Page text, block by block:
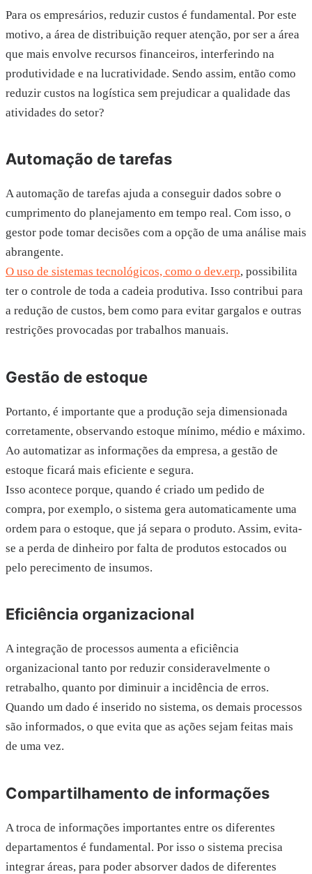
Para os empresários, reduzir custos é fundamental. Por este
motivo, a área de distribuição requer atenção, por ser a área
que mais envolve recursos financeiros, interferindo na
produtividade e na lucratividade. Sendo assim, então como
reduzir custos na logística sem prejudicar a qualidade das
atividades do setor?
Automação de tarefas
A automação de tarefas ajuda a conseguir dados sobre o
cumprimento do planejamento em tempo real. Com isso, o
gestor pode tomar decisões com a opção de uma análise mais
abrangente.
O uso de sistemas tecnológicos, como o dev.erp, possibilita
ter o controle de toda a cadeia produtiva. Isso contribui para
a redução de custos, bem como para evitar gargalos e outras
restrições provocadas por trabalhos manuais.
Gestão de estoque
Portanto, é importante que a produção seja dimensionada
corretamente, observando estoque mínimo, médio e máximo.
Ao automatizar as informações da empresa, a gestão de
estoque ficará mais eficiente e segura.
Isso acontece porque, quando é criado um pedido de
compra, por exemplo, o sistema gera automaticamente uma
ordem para o estoque, que já separa o produto. Assim, evita-
se a perda de dinheiro por falta de produtos estocados ou
pelo perecimento de insumos.
Eficiência organizacional
A integração de processos aumenta a eficiência
organizacional tanto por reduzir consideravelmente o
retrabalho, quanto por diminuir a incidência de erros.
Quando um dado é inserido no sistema, os demais processos
são informados, o que evita que as ações sejam feitas mais
de uma vez.
Compartilhamento de informações
A troca de informações importantes entre os diferentes
departamentos é fundamental. Por isso o sistema precisa
integrar áreas, para poder absorver dados de diferentes